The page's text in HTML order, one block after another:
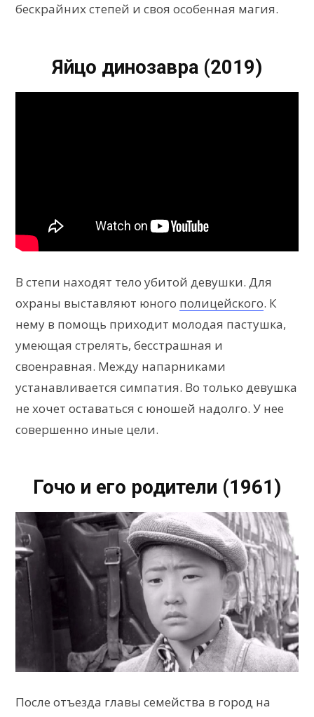
бескрайних степей и своя особенная магия.
Яйцо динозавра (2019)
В степи находят тело убитой девушки. Для
охраны выставляют юного полицейского. К
нему в помощь приходит молодая пастушка,
умеющая стрелять, бесстрашная и
своенравная. Между напарниками
устанавливается симпатия. Во только девушка
не хочет оставаться с юношей надолго. У нее
совершенно иные цели.
Гочо и его родители (1961)
После отъезда главы семейства в город на